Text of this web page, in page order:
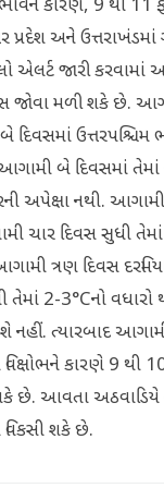
કારણે, 9 થી 11
પ્રદેશ અને
એલર્ટ જારી કરવામાં
મળી શકે છે.
ઉત્તરપશ્ચિમ
બે દિવસમાં
અપેક્ષા નથી.
ચાર દિવસ સુધી
ત્રણ દિવસ
તેમાં 2-3°Cનો વધારો
નહીં. ત્યારબાદ
વિક્ષોભને કારણે 9 થી
છે. આવતા અઠવાડિયે
વિકસી શકે છે.